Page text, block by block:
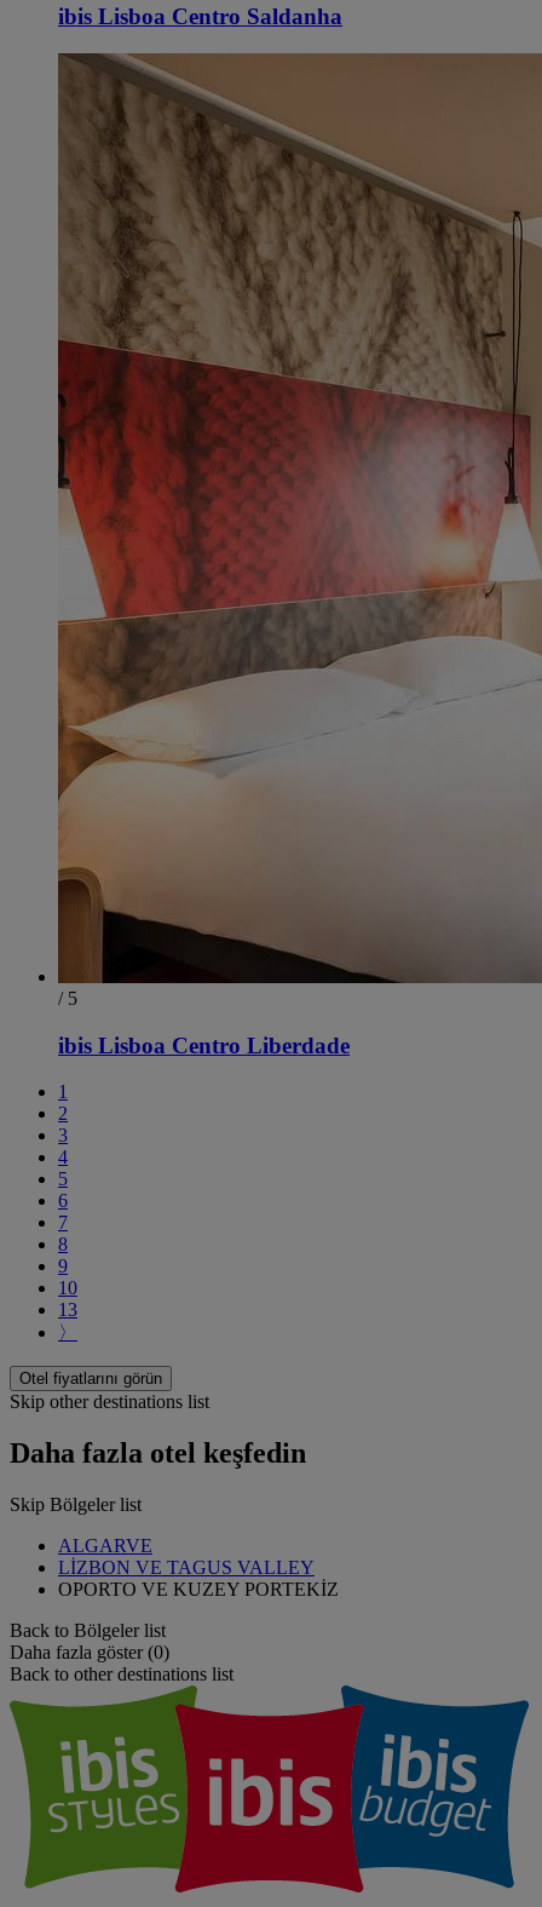
ibis Lisboa Centro Saldanha
/ 5
ibis Lisboa Centro Liberdade
1
2
3
4
5
6
7
8
9
10
13
〉
Otel fiyatlarını görün
Skip other destinations list
Daha fazla otel keşfedin
Skip Bölgeler list
ALGARVE
LİZBON VE TAGUS VALLEY
OPORTO VE KUZEY PORTEKİZ
Back to Bölgeler list
Daha fazla göster (0)
Back to other destinations list